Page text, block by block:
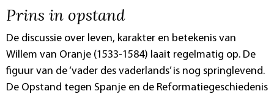
Prins in opstand
De discussie over leven, karakter en betekenis van
Willem van Oranje (1533-1584) laait regelmatig op. De
figuur van de ‘vader des vaderlands’ is nog springlevend.
De Opstand tegen Spanje en de Reformatiegeschiedenis